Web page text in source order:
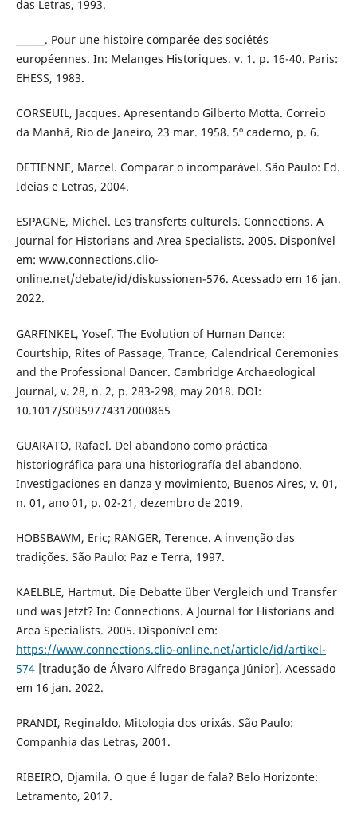
das Letras, 1993.
______. Pour une histoire comparée des sociétés
européennes. In: Melanges Historiques. v. 1. p. 16-40. Paris:
EHESS, 1983.
CORSEUIL, Jacques. Apresentando Gilberto Motta. Correio
da Manhã, Rio de Janeiro, 23 mar. 1958. 5º caderno, p. 6.
DETIENNE, Marcel. Comparar o incomparável. São Paulo: Ed.
Ideias e Letras, 2004.
ESPAGNE, Michel. Les transferts culturels. Connections. A
Journal for Historians and Area Specialists. 2005. Disponível
em: www.connections.clio-
online.net/debate/id/diskussionen-576. Acessado em 16 jan.
2022.
GARFINKEL, Yosef. The Evolution of Human Dance:
Courtship, Rites of Passage, Trance, Calendrical Ceremonies
and the Professional Dancer. Cambridge Archaeological
Journal, v. 28, n. 2, p. 283-298, may 2018. DOI:
10.1017/S0959774317000865
GUARATO, Rafael. Del abandono como práctica
historiográfica para una historiografía del abandono.
Investigaciones en danza y movimiento, Buenos Aires, v. 01,
n. 01, ano 01, p. 02-21, dezembro de 2019.
HOBSBAWM, Eric; RANGER, Terence. A invenção das
tradições. São Paulo: Paz e Terra, 1997.
KAELBLE, Hartmut. Die Debatte über Vergleich und Transfer
und was Jetzt? In: Connections. A Journal for Historians and
Area Specialists. 2005. Disponível em:
https://www.connections.clio-online.net/article/id/artikel-
574[tradução de Álvaro Alfredo Bragança Júnior]. Acessado
em 16 jan. 2022.
PRANDI, Reginaldo. Mitologia dos orixás. São Paulo:
Companhia das Letras, 2001.
RIBEIRO, Djamila. O que é lugar de fala? Belo Horizonte:
Letramento, 2017.